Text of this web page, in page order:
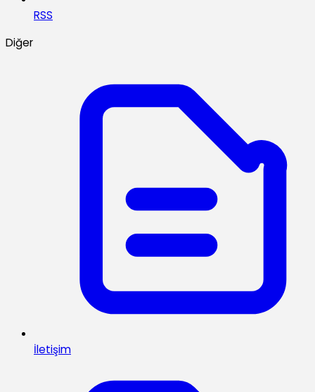
RSS
Diğer
İletişim